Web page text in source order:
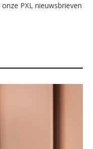
PXL nieuwsbrieven